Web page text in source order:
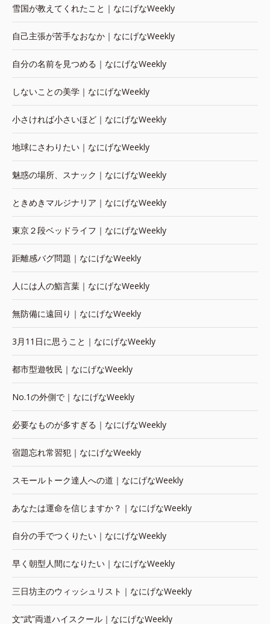
雪国が教えてくれたこと｜なにげなWeekly
自己主張が苦手なおなか｜なにげなWeekly
自分の名前を見つめる｜なにげなWeekly
しないことの美学｜なにげなWeekly
小さければ小さいほど｜なにげなWeekly
地球にさわりたい｜なにげなWeekly
魅惑の場所、スナック｜なにげなWeekly
ときめきマルジナリア｜なにげなWeekly
東京２段ベッドライフ｜なにげなWeekly
距離感バグ問題｜なにげなWeekly
人には人の鮨言葉｜なにげなWeekly
無防備に遠回り｜なにげなWeekly
3月11日に思うこと｜なにげなWeekly
都市型遊牧民｜なにげなWeekly
No.1の外側で｜なにげなWeekly
必要なものが多すぎる｜なにげなWeekly
宿題忘れ常習犯｜なにげなWeekly
スモールトーク達人への道｜なにげなWeekly
あなたは運命を信じますか？｜なにげなWeekly
自分の手でつくりたい｜なにげなWeekly
早く朝型人間になりたい｜なにげなWeekly
三日坊主のウィッシュリスト｜なにげなWeekly
文“武”両道ハイスクール｜なにげなWeekly